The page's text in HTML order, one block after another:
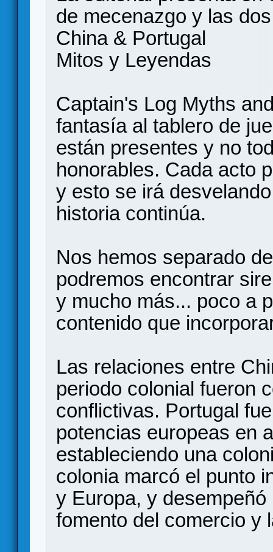
de mecenazgo y las
China & Portugal
Mitos y Leyendas
Captain's Log Myths
fantasía al tablero de
están presentes y no
honorables. Cada acto
y esto se irá
historia continúa.
Nos hemos separado
podremos encontrar
y mucho más... poco a
contenido que
Las relaciones entre
periodo colonial fueron
conflictivas. Portugal
potencias europeas en
estableciendo una
colonia marcó el punto
y Europa, y
fomento del comercio y